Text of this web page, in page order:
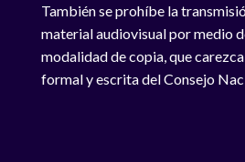
También se prohíbe la
material audiovisual por medio
modalidad de copia, que
formal y escrita del Consejo